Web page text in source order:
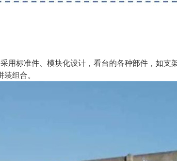
用标准件、模块化设计，看台的各种部件，如
组合。